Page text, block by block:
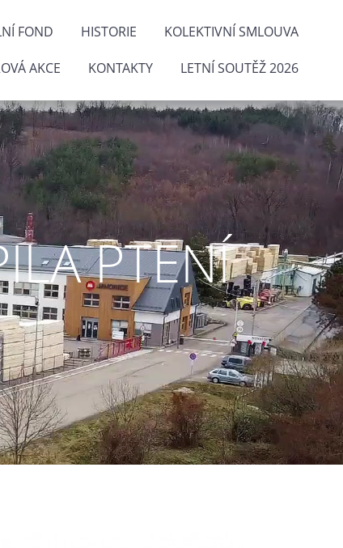
FOND HISTORIE KOLEKTIVNÍ SMLOUVA
AKCE KONTAKTY LETNÍ SOUTĚŽ 2026
PTENÍ